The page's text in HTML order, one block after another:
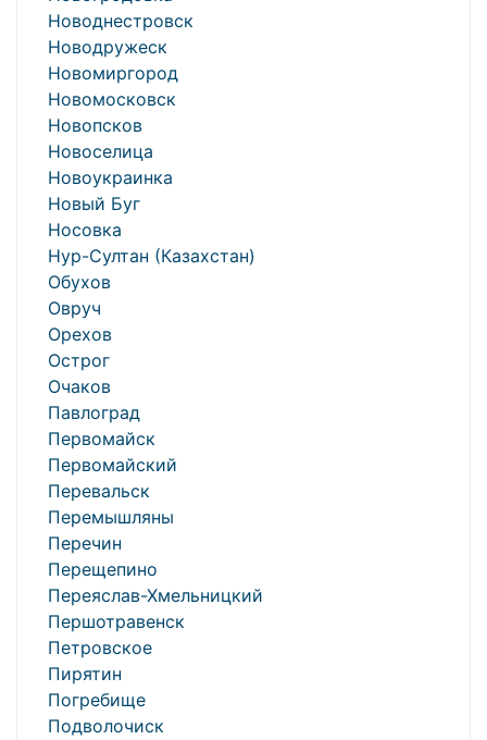
Новоднестровск
Новодружеск
Новомиргород
Новомосковск
Новопсков
Новоселица
Новоукраинка
Новый Буг
Носовка
Нур-Султан (Казахстан)
Обухов
Овруч
Орехов
Острог
Очаков
Павлоград
Первомайск
Первомайский
Перевальск
Перемышляны
Перечин
Перещепино
Переяслав-Хмельницкий
Першотравенск
Петровское
Пирятин
Погребище
Подволочиск